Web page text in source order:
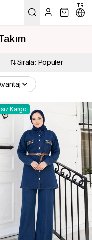
TR
Sırala: Popüler
Kargo